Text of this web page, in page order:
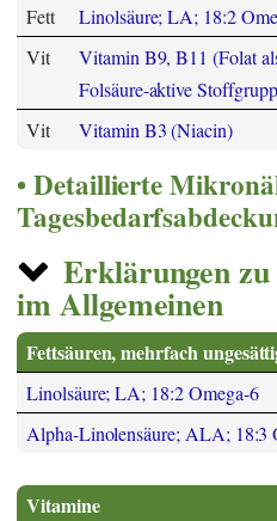
Fett
Linolsäure; LA; 18:2
Vit
Vitamin B9, B11 (Folat
Folsäure-aktive
Vit Vitamin B3 (Niacin)
Detaillierte
Erklärungen
im Allgemeinen
Fettsäuren, mehrfach
Linolsäure; LA; 18:2 Omega-6
Alpha-Linolensäure; ALA; 18:3
Vitamine